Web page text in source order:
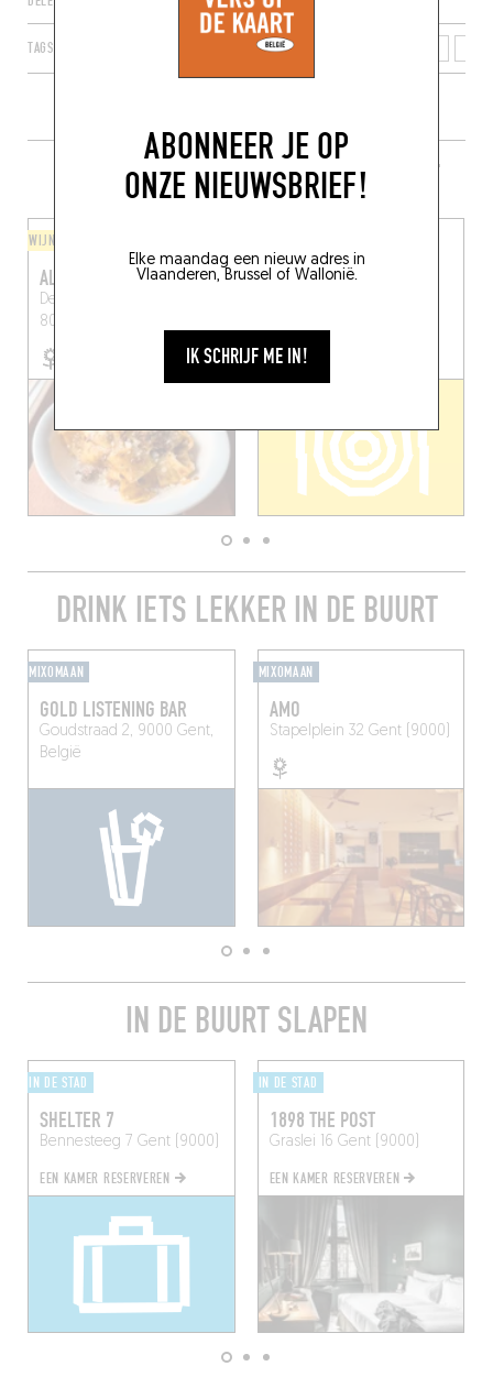
ABONNEER JE OP
ONZE NIEUWSBRIEF!
Elke maandag een nieuw adres in
Vlaanderen, Brussel of Wallonië.
IK SCHRIJF ME IN!
TAGS VLAAMS GEWEST
MEER RESTAURANTS IN DE BUURT
WIJNBAR / FLES EN VORK
ALBERTINI
Dendermondsesteenweg
80, 9000 Gent
ALARD
DRINK IETS LEKKER IN DE BUURT
MIXOMAAN
GOLD LISTENING BAR
Goudstraad 2, 9000 Gent,
België
MIXOMAAN
AMO
Stapelplein 32 Gent (9000)
IN DE BUURT SLAPEN
IN DE STAD
SHELTER 7
Bennesteeg 7 Gent (9000)
EEN KAMER RESERVEREN
IN DE STAD
1898 THE POST
Graslei 16 Gent (9000)
EEN KAMER RESERVEREN